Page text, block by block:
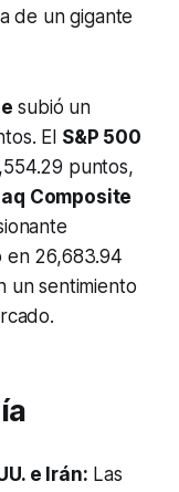
de un gigante
subió un
El S&P 500
puntos,
Composite
en 26,683.94
un sentimiento
e Irán: Las